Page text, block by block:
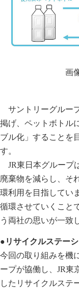
画
サントリーグルー
掲げ、ペットボトル
ブル化」することを
す。
JR東日本グループ
廃棄物を減らし、そ
環利用を目指してい
循環させていくこと
う両社の思いが一致
●リサイクルステー
今回の取り組みを機
ープが協働し、JR東
したリサイクルステ